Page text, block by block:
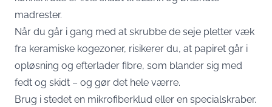
madrester.
Når du går i gang med at skrubbe de seje pletter væk
fra keramiske kogezoner, risikerer du, at papiret går i
opløsning og efterlader fibre, som blander sig med
fedt og skidt – og gør det hele værre.
Brug i stedet en mikrofiberklud eller en specialskraber.